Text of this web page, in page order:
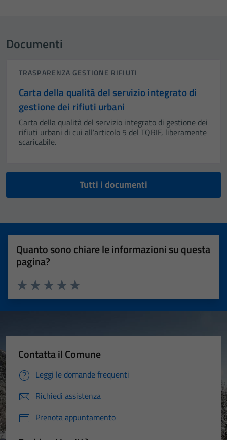
Documenti
TRASPARENZA GESTIONE RIFIUTI
Carta della qualità del servizio integrato di
gestione dei rifiuti urbani
Carta della qualità del servizio integrato di gestione dei
rifiuti urbani di cui all’articolo 5 del TQRIF, liberamente
scaricabile.
Tutti i documenti
Quanto sono chiare le informazioni su questa
pagina?
Valuta 5 stelle su 5
Valuta 4 stelle su 5
Valuta 3 stelle su 5
Valuta 2 stelle su 5
Valuta 1 stelle su 5
Contatta il Comune
Leggi le domande frequenti
Richiedi assistenza
Prenota appuntamento